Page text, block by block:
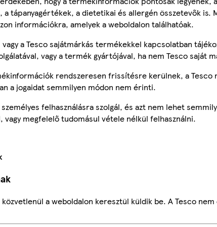
a tápanyagértékek, a dietetikai és allergén összetevők
információkra, amelyek a weboldalon találhatóak.
a Tesco sajátmárkás termékekkel kapcsolatban
vagy a termék gyártójával, ha nem Tesco saját
rendszeresen frissítésre kerülnek, a
a jogaidat semmilyen módon nem érinti.
felhasználásra szolgál, és azt nem lehet
vagy megfelelő tudomásul vétele nélkül felhasználni.
a weboldalon keresztül küldik be. A Tesco